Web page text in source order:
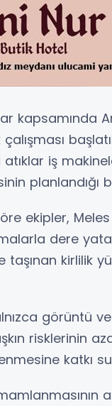
kapsamında
iş
planlandığı
ekipler,
dere
taşınan kirlilik
görüntü
risklerinin
katkı